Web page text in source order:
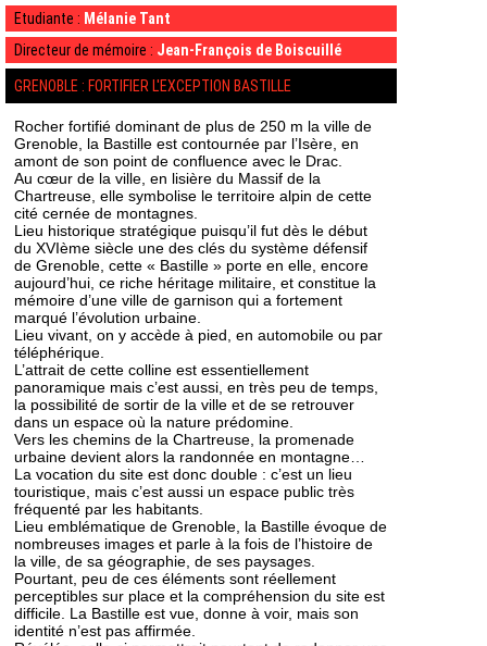
Etudiante : Mélanie Tant
Directeur de mémoire : Jean-François de Boiscuillé
GRENOBLE : FORTIFIER L'EXCEPTION BASTILLE
Rocher fortifié dominant de plus de 250 m la ville de
Grenoble, la Bastille est contournée par l’Isère, en
amont de son point de confluence avec le Drac.
Au cœur de la ville, en lisière du Massif de la
Chartreuse, elle symbolise le territoire alpin de cette
cité cernée de montagnes.
Lieu historique stratégique puisqu’il fut dès le début
du XVIème siècle une des clés du système défensif
de Grenoble, cette « Bastille » porte en elle, encore
aujourd’hui, ce riche héritage militaire, et constitue la
mémoire d’une ville de garnison qui a fortement
marqué l’évolution urbaine.
Lieu vivant, on y accède à pied, en automobile ou par
téléphérique.
L’attrait de cette colline est essentiellement
panoramique mais c’est aussi, en très peu de temps,
la possibilité de sortir de la ville et de se retrouver
dans un espace où la nature prédomine.
Vers les chemins de la Chartreuse, la promenade
urbaine devient alors la randonnée en montagne…
La vocation du site est donc double : c’est un lieu
touristique, mais c’est aussi un espace public très
fréquenté par les habitants.
Lieu emblématique de Grenoble, la Bastille évoque de
nombreuses images et parle à la fois de l’histoire de
la ville, de sa géographie, de ses paysages.
Pourtant, peu de ces éléments sont réellement
perceptibles sur place et la compréhension du site est
difficile. La Bastille est vue, donne à voir, mais son
identité n’est pas affirmée.